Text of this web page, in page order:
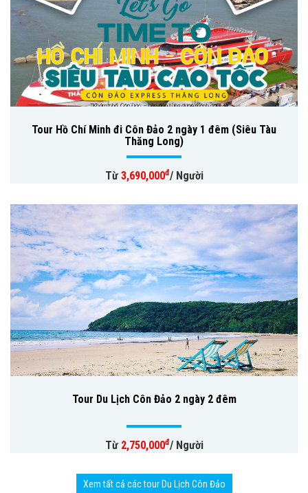
Tour Hồ Chí Minh đi Côn Đảo 2 ngày 1 đêm (Siêu Tàu
Thăng Long)
Từ 3,690,000đ/ Người
Tour Du Lịch Côn Đảo 2 ngày 2 đêm
Từ 2,750,000đ/ Người
Xem tất cả các tour Du Lịch Côn Đảo